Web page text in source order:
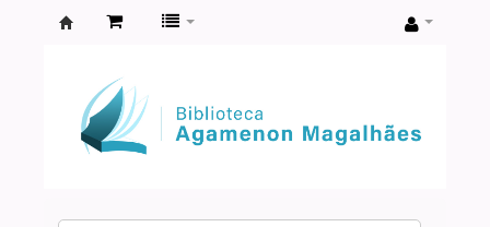
Agamenon
Magalhães